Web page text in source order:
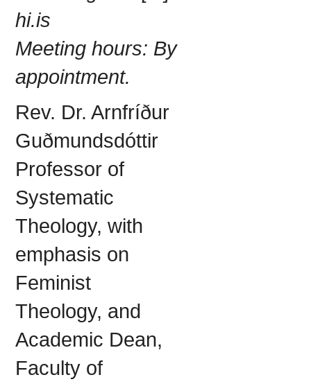
hi.is
Meeting hours: By
appointment.
Rev. Dr. Arnfríður
Guðmundsdóttir
Professor of
Systematic
Theology, with
emphasis on
Feminist
Theology, and
Academic Dean,
Faculty of